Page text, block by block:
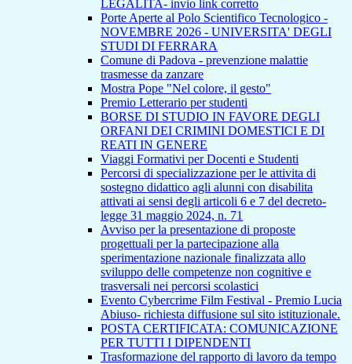
LEGALITA- invio link corretto
Porte Aperte al Polo Scientifico Tecnologico -
NOVEMBRE 2026 - UNIVERSITA' DEGLI
STUDI DI FERRARA
Comune di Padova - prevenzione malattie
trasmesse da zanzare
Mostra Pope "Nel colore, il gesto"
Premio Letterario per studenti
BORSE DI STUDIO IN FAVORE DEGLI
ORFANI DEI CRIMINI DOMESTICI E DI
REATI IN GENERE
Viaggi Formativi per Docenti e Studenti
Percorsi di specializzazione per le attivita di
sostegno didattico agli alunni con disabilita
attivati ai sensi degli articoli 6 e 7 del decreto-
legge 31 maggio 2024, n. 71
Avviso per la presentazione di proposte
progettuali per la partecipazione alla
sperimentazione nazionale finalizzata allo
sviluppo delle competenze non cognitive e
trasversali nei percorsi scolastici
Evento Cybercrime Film Festival - Premio Lucia
Abiuso- richiesta diffusione sul sito istituzionale.
POSTA CERTIFICATA: COMUNICAZIONE
PER TUTTI I DIPENDENTI
Trasformazione del rapporto di lavoro da tempo